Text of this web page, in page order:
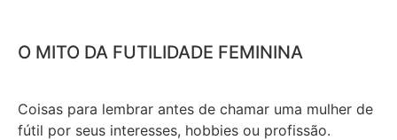
O MITO DA FUTILIDADE FEMININA
Coisas para lembrar antes de chamar uma mulher de
fútil por seus interesses, hobbies ou profissão.